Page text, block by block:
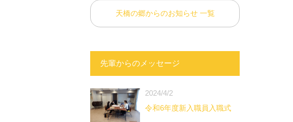
天橋の郷からのお知らせ 一覧
先輩からのメッセージ
2024/4/2
令和6年度新入職員入職式